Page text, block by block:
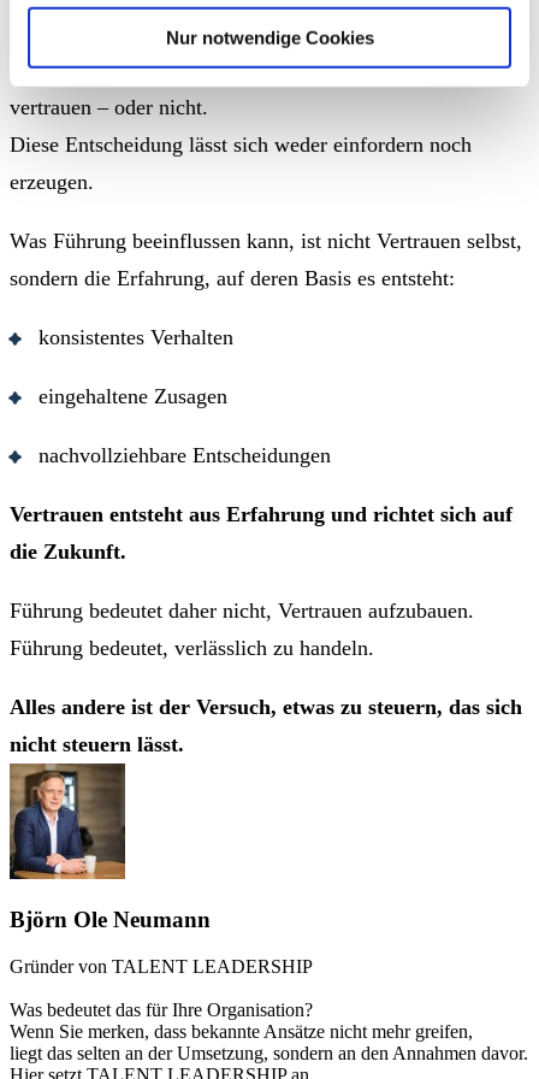
Nur notwendige Cookies
Deshalb entzieht es sich jeder Steuerung.
Mitarbeitende, Kunden, Partner entscheiden selbst, ob sie
vertrauen – oder nicht.
Diese Entscheidung lässt sich weder einfordern noch
erzeugen.
Was Führung beeinflussen kann, ist nicht Vertrauen selbst,
sondern die Erfahrung, auf deren Basis es entsteht:
konsistentes Verhalten
eingehaltene Zusagen
nachvollziehbare Entscheidungen
Vertrauen entsteht aus Erfahrung und richtet sich auf
die Zukunft.
Führung bedeutet daher nicht, Vertrauen aufzubauen.
Führung bedeutet, verlässlich zu handeln.
Alles andere ist der Versuch, etwas zu steuern, das sich
nicht steuern lässt.
Björn Ole Neumann
Gründer von TALENT LEADERSHIP
Was bedeutet das für Ihre Organisation?
Wenn Sie merken, dass bekannte Ansätze nicht mehr greifen,
liegt das selten an der Umsetzung, sondern an den Annahmen davor.
Hier setzt TALENT LEADERSHIP an.